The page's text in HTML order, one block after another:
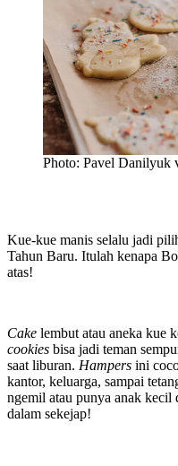
Photo: Pavel Danilyuk
Kue-kue manis selalu jadi
Tahun Baru. Itulah kenapa
atas!
Cake lembut atau aneka kue
cookies bisa jadi teman
saat liburan. Hampers ini
kantor, keluarga, sampai
ngemil atau punya anak
dalam sekejap!